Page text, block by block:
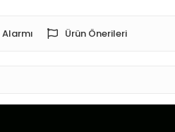
Ürün Önerileri